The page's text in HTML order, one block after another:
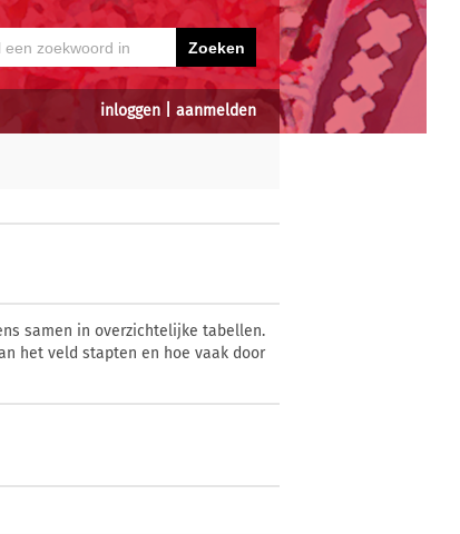
inloggen aanmelden
samen in overzichtelijke tabellen.
het veld stapten en hoe vaak door